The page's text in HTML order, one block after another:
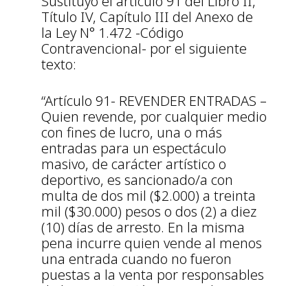
Título IV, Capítulo III del Anexo de
la Ley N° 1.472 -Código
Contravencional- por el siguiente
texto:
“Artículo 91- REVENDER ENTRADAS –
Quien revende, por cualquier medio
con fines de lucro, una o más
entradas para un espectáculo
masivo, de carácter artístico o
deportivo, es sancionado/a con
multa de dos mil ($2.000) a treinta
mil ($30.000) pesos o dos (2) a diez
(10) días de arresto. En la misma
pena incurre quien vende al menos
una entrada cuando no fueron
puestas a la venta por responsables